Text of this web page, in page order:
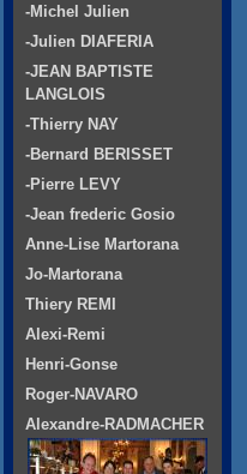
-Michel Julien
-Julien DIAFERIA
-JEAN BAPTISTE
LANGLOIS
-Thierry NAY
-Bernard BERISSET
-Pierre LEVY
-Jean frederic Gosio
Anne-Lise Martorana
Jo-Martorana
Thiery REMI
Alexi-Remi
Henri-Gonse
Roger-NAVARO
Alexandre-RADMACHER